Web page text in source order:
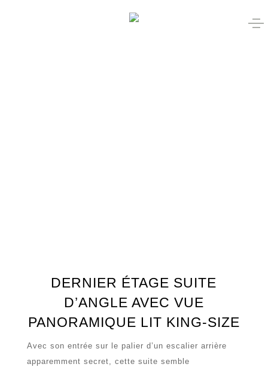
DERNIER ÉTAGE SUITE
D’ANGLE AVEC VUE
PANORAMIQUE LIT KING-SIZE
Avec son entrée sur le palier d’un escalier arrière
apparemment secret, cette suite semble